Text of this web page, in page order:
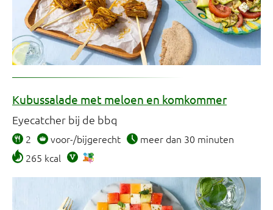
Kubussalade met meloen en komkommer
Eyecatcher bij de bbq
2 voor-/bijgerecht
meer dan 30 minuten
265 kcal